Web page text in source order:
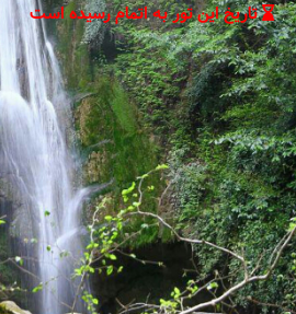
تاریخ این تور به اتمام رسیده است